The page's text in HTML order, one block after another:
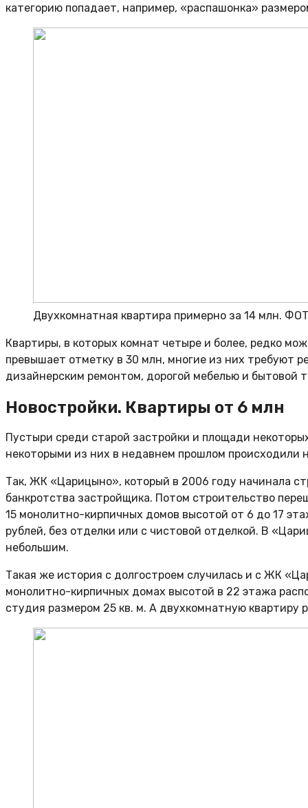
категорию попадает, например, «распашонка»
Двухкомнатная квартира примерно за 14 млн.
Квартиры, в которых комнат четыре и более, редко
превышает отметку в 30 млн, многие из них требуют
дизайнерским ремонтом, дорогой мебелью и бытовой
Новостройки. Квартиры от 6 млн
Пустыри среди старой застройки и площади
некоторыми из них в недавнем прошлом происходили
Так, ЖК «Царицыно», который в 2006 году начинала
банкротства застройщика. Потом строительство
15 монолитно-кирпичных домов высотой от 6 до 17
рублей, без отделки или с чистовой отделкой. В
небольшим.
Такая же история с долгостроем случилась и с ЖК
монолитно-кирпичных домах высотой в 22 этажа
студия размером 25 кв. м. А двухкомнатную квартиру